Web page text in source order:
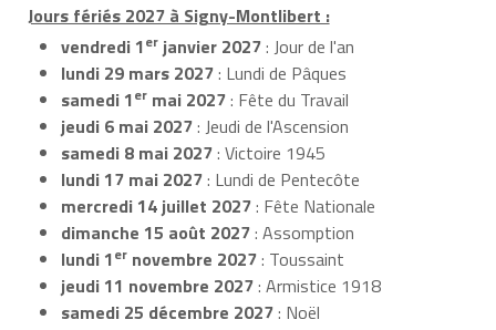
Jours fériés 2027 à Signy-Montlibert :
vendredi 1er janvier 2027: Jour de l'an
lundi 29 mars 2027: Lundi de Pâques
samedi 1er mai 2027: Fête du Travail
jeudi 6 mai 2027: Jeudi de l'Ascension
samedi 8 mai 2027: Victoire 1945
lundi 17 mai 2027: Lundi de Pentecôte
mercredi 14 juillet 2027: Fête Nationale
dimanche 15 août 2027: Assomption
lundi 1er novembre 2027: Toussaint
jeudi 11 novembre 2027: Armistice 1918
samedi 25 décembre 2027: Noël